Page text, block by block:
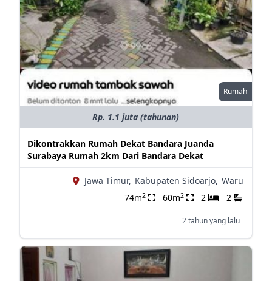
Rumah
Rp. 1.1 juta (tahunan)
Dikontrakkan Rumah Dekat Bandara Juanda
Surabaya Rumah 2km Dari Bandara Dekat
Jawa Timur, Kabupaten Sidoarjo, Waru
74m2 60m2 2 2
2 tahun yang lalu